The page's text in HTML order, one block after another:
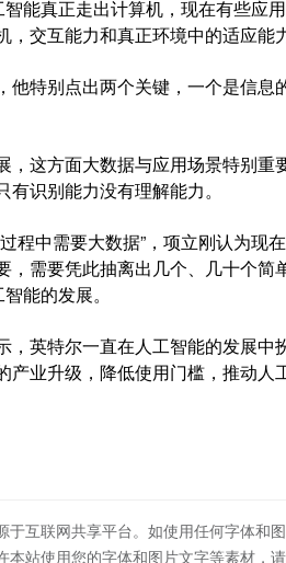
能真正走出计算机，现在有些应
交互能力和真正环境中的适应能
特别点出两个关键，一个是信息
这方面大数据与应用场景特别重
识别能力没有理解能力。
中需要大数据”，项立刚认为现
需要凭此抽离出几个、几十个
能的发展。
英特尔一直在人工智能的发展中
业升级，降低使用门槛，推动人
互联网共享平台。如使用任何字体和
站使用您的字体和图片文字等素材，